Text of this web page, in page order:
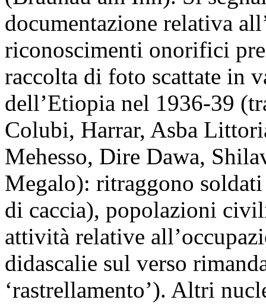
documentazione relativa
riconoscimenti onorifici
raccolta di foto scattate in
dell’Etiopia nel 1936-39
Colubi, Harrar, Asba
Mehesso, Dire Dawa,
Megalo): ritraggono
di caccia), popolazioni
attività relative
didascalie sul verso
‘rastrellamento’). Altri